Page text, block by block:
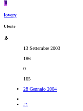
L
lovery
Utente
13 Settembre 2003
186
0
165
28 Gennaio 2004
#1